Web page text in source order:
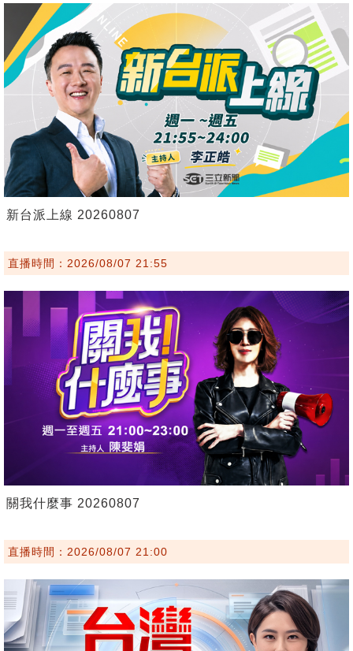
新台派上線 20260807
直播時間：2026/08/07 21:55
關我什麼事 20260807
直播時間：2026/08/07 21:00